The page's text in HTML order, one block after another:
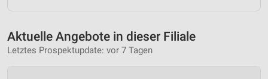
Aktuelle Angebote in dieser Filiale
Letztes Prospektupdate: vor 7 Tagen